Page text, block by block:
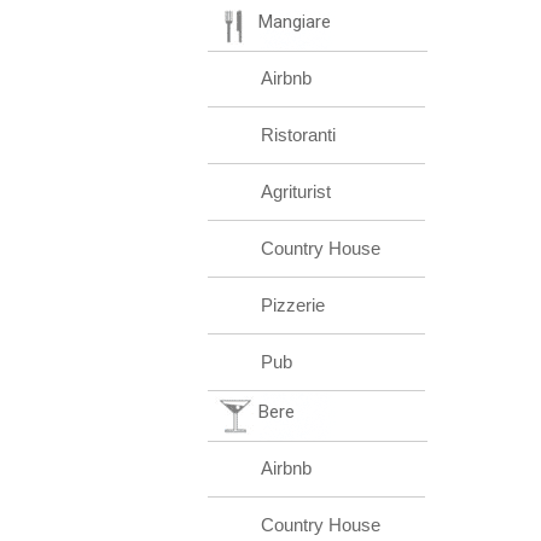
Mangiare
Airbnb
Ristoranti
Agriturist
Country House
Pizzerie
Pub
Bere
Airbnb
Country House